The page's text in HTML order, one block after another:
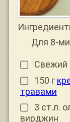
Для 8-ми
Свежий
150 г
травами
3 ст.л.
вирджин